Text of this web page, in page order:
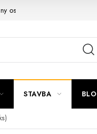
osobních údajů
STAVBA